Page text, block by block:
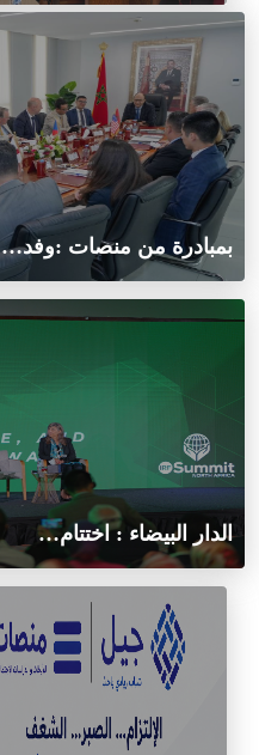
بمبادرة من منصات :وفد…
الدار البيضاء : اختتام…